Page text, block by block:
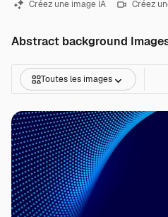
Créez une image IA Créez
Abstract background
Toutes les images